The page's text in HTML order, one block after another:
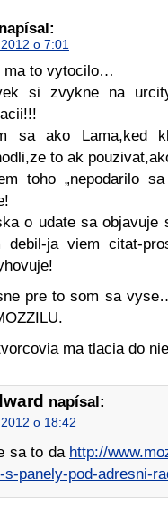
napísal:
o 7:01
ma to vytocilo…
si zvykne na
sa ako Lama,ked
to ak
toho „nepodarilo
o udate sa objavuje
debil-ja viem citat-
pre to som sa
ma tlacia do
napísal:
o 18:42
sa to da http://
s-panely-pod-adresni-